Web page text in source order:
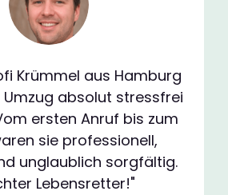
Krümmel aus Hamburg
absolut stressfrei
ersten Anruf bis zum
sie professionell,
unglaublich sorgfältig.
Lebensretter!"